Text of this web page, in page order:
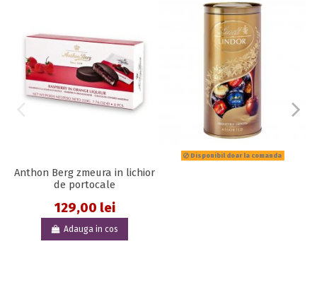
Anthon Berg zmeura in lichior
de portocale
129,00 lei
Adauga in cos
Disponibil doar la comanda